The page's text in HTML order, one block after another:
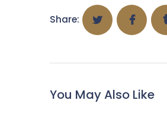
Share:
You May Also Like